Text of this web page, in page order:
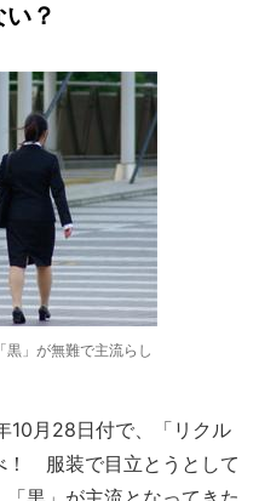
？
黒」が無難で主流らし
10月28日付で、「リクル
！ 服装で目立とうとして